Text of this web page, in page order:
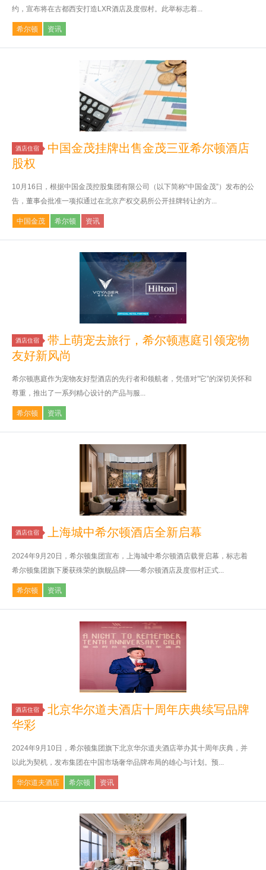
约，宣布将在古都西安打造LXR酒店及度假村。此举标志着...
希尔顿 资讯
酒店住宿
中国金茂挂牌出售金茂三亚希尔顿酒店
股权
10月16日，根据中国金茂控股集团有限公司（以下简称“中国金茂”）发布的公
告，董事会批准一项拟通过在北京产权交易所公开挂牌转让的方...
中国金茂 希尔顿 资讯
酒店住宿
带上萌宠去旅行，希尔顿惠庭引领宠物
友好新风尚
希尔顿惠庭作为宠物友好型酒店的先行者和领航者，凭借对”它”的深切关怀和
尊重，推出了一系列精心设计的产品与服...
希尔顿 资讯
酒店住宿 上海城中希尔顿酒店全新启幕
2024年9月20日，希尔顿集团宣布，上海城中希尔顿酒店载誉启幕，标志着
希尔顿集团旗下屡获殊荣的旗舰品牌——希尔顿酒店及度假村正式...
希尔顿 资讯
酒店住宿
北京华尔道夫酒店十周年庆典续写品牌
华彩
2024年9月10日，希尔顿集团旗下北京华尔道夫酒店举办其十周年庆典，并
以此为契机，发布集团在中国市场奢华品牌布局的雄心与计划。预...
华尔道夫酒店 希尔顿 资讯